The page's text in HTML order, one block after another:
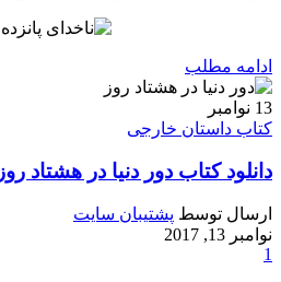
ادامه مطلب
13 نوامبر
کتاب داستان خارجی
دانلود کتاب دور دنیا در هشتاد روز
ارسال توسط پشتیبان سایت
نوامبر 13, 2017
1